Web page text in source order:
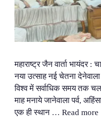
महाराष्ट्र जैन वार्ता भायंदर :
नया उत्साह नई चेतना देनेवाला
विश्व में सर्वाधिक समय तक
माह मनाये जानेवाला पर्व,
एक ही स्थान … Read more